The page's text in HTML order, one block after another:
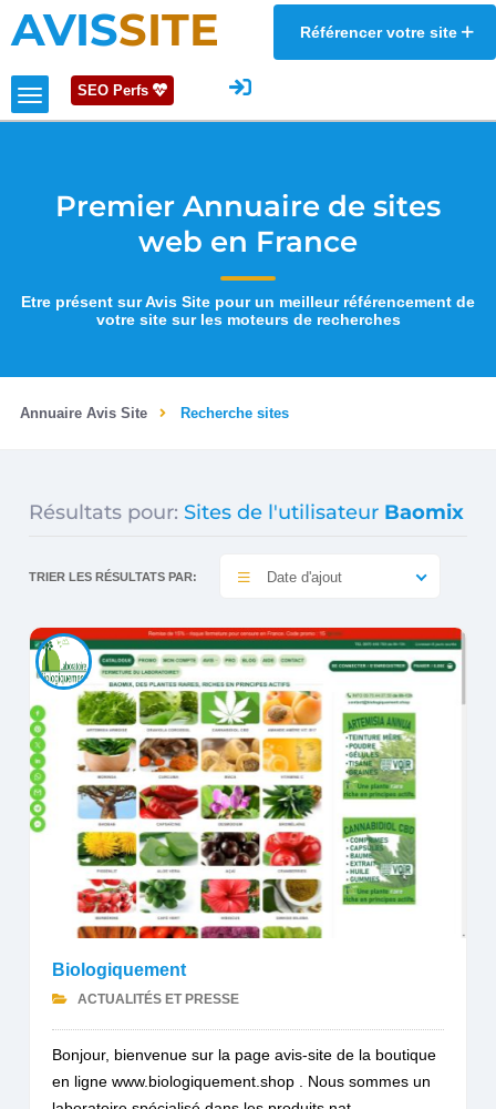
AVISSITE Référencer votre site
SEO Perfs
Premier Annuaire de sites
web en France
Etre présent sur Avis Site pour un meilleur référencement de
votre site sur les moteurs de recherches
Annuaire Avis Site Recherche sites
Résultats pour: Sites de l'utilisateur Baomix
TRIER LES RÉSULTATS PAR: Date d'ajout
Biologiquement
ACTUALITÉS ET PRESSE
Bonjour, bienvenue sur la page avis-site de la boutique
en ligne www.biologiquement.shop . Nous sommes un